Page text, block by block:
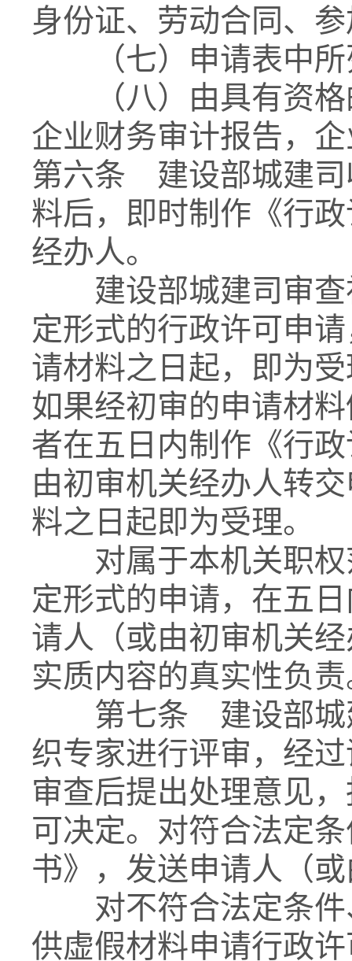
身份证、劳动合同、
（七）申请表中所
（八）由具有资格
企业财务审计报告，
第六条 建设部城建司
料后，即时制作《行
经办人。
建设部城建司审查
定形式的行政许可申
请材料之日起，即为
如果经初审的申请材
者在五日内制作《行
由初审机关经办人转
料之日起即为受理。
对属于本机关职权
定形式的申请，在五
请人（或由初审机关
实质内容的真实性负
第七条 建设部城建
织专家进行评审，经
审查后提出处理意见
可决定。对符合法定
书》，发送申请人（
对不符合法定条件
供虚假材料申请行政